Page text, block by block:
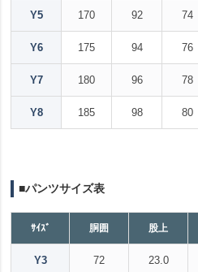
Y5 170 92 74
Y6 175 94 76
Y7 180 96 78
Y8 185 98 80
■パンツサイズ表
ｻｲｽﾞ 胴囲 股上
Y3 72 23.0